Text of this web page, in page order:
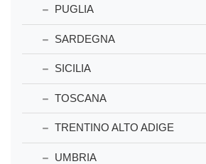
PUGLIA
SARDEGNA
SICILIA
TOSCANA
TRENTINO ALTO ADIGE
UMBRIA